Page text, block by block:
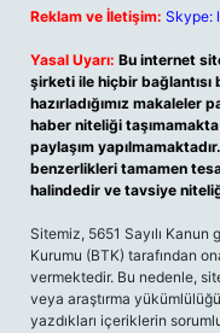
Reklam ve İletişim: Skype:
Yasal Uyarı: Bu internet
şirketi ile hiçbir bağlantısı
hazırladığımız makaleler
haber niteliği
paylaşım
benzerlikleri tamamen
halindedir ve tavsiye
Sitemiz, 5651 Sayılı
Kurumu (BTK) tarafından
vermektedir. Bu nedenle,
veya araştırma
yazdıkları içeriklerin